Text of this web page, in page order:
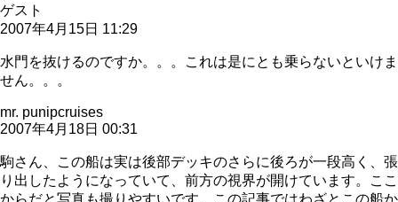
ゲスト
2007年4月15日 11:29
水門を抜けるのですか。。。これは是にとも乗らないといけま
せん。。。
mr. punipcruises
2007年4月18日 00:31
駒さん、この船は実は後部デッキのさらに後ろが一段高く、張
り出したようになっていて、前方の視界が開けています。ここ
からだと写真も撮りやすいです。この記事ではわざとこの船か